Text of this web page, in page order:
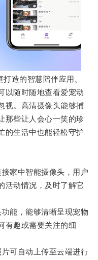
造的智慧陪伴应用。
以随时随地查看爱宠动
视。高清摄像头能够捕
那些让人会心一笑的珍
的生活中也能轻松守护
家中智能摄像头，用户
活动情况，及时了解它
能，能够清晰呈现宠物
有趣或需要关注的细
可自动上传至云端进行